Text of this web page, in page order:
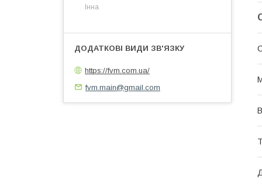
Інна
https://fvm.com.ua/
fvm.main@gmail.com